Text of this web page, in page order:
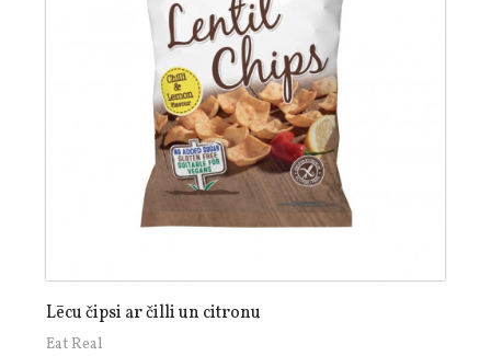
Lēcu čipsi ar čilli un citronu
Eat Real